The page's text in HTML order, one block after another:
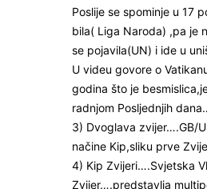
Poslije se spominje u 17
bila( Liga Naroda) ,pa je
se pojavila(UN) i ide u
U videu govore o
godina što je
radnjom Posljednjih
3) Dvoglava zvijer….GB/
načine Kip,sliku prve
4) Kip Zvijeri….Svjetska
Zvijer….predstavlja